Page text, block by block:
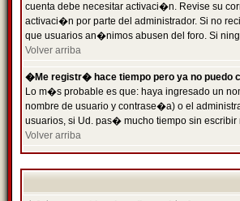
cuenta debe necesitar activaci�n. Revise su
activaci�n por parte del administrador. Si no
que usuarios an�nimos abusen del foro. Si
Volver arriba
�Me registr� hace tiempo pero ya no puedo
Lo m�s probable es que: haya ingresado un
nombre de usuario y contrase�a) o el
usuarios, si Ud. pas� mucho tiempo sin
Volver arriba